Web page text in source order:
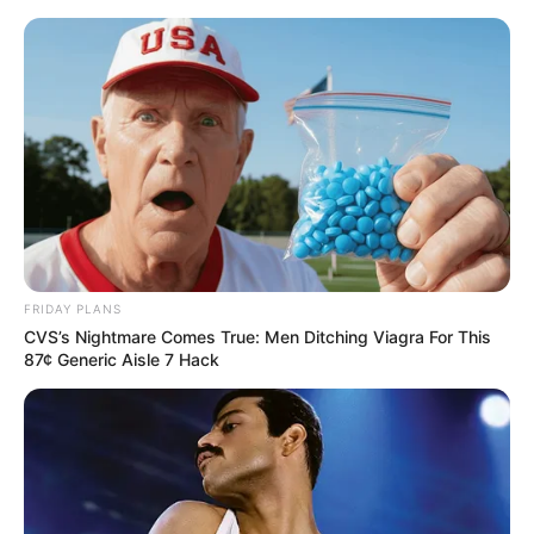
FRIDAY PLANS
CVS’s Nightmare Comes True: Men Ditching Viagra For This
87¢ Generic Aisle 7 Hack